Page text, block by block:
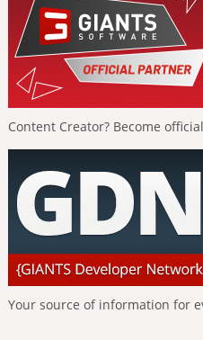
Content Creator? Become
Your source of information for